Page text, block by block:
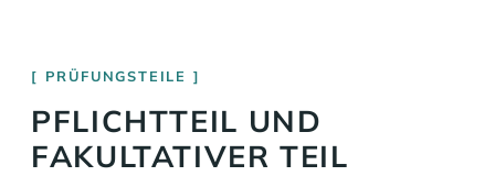
PRÜFUNGSTEILE
PFLICHTTEIL UND
FAKULTATIVER TEIL